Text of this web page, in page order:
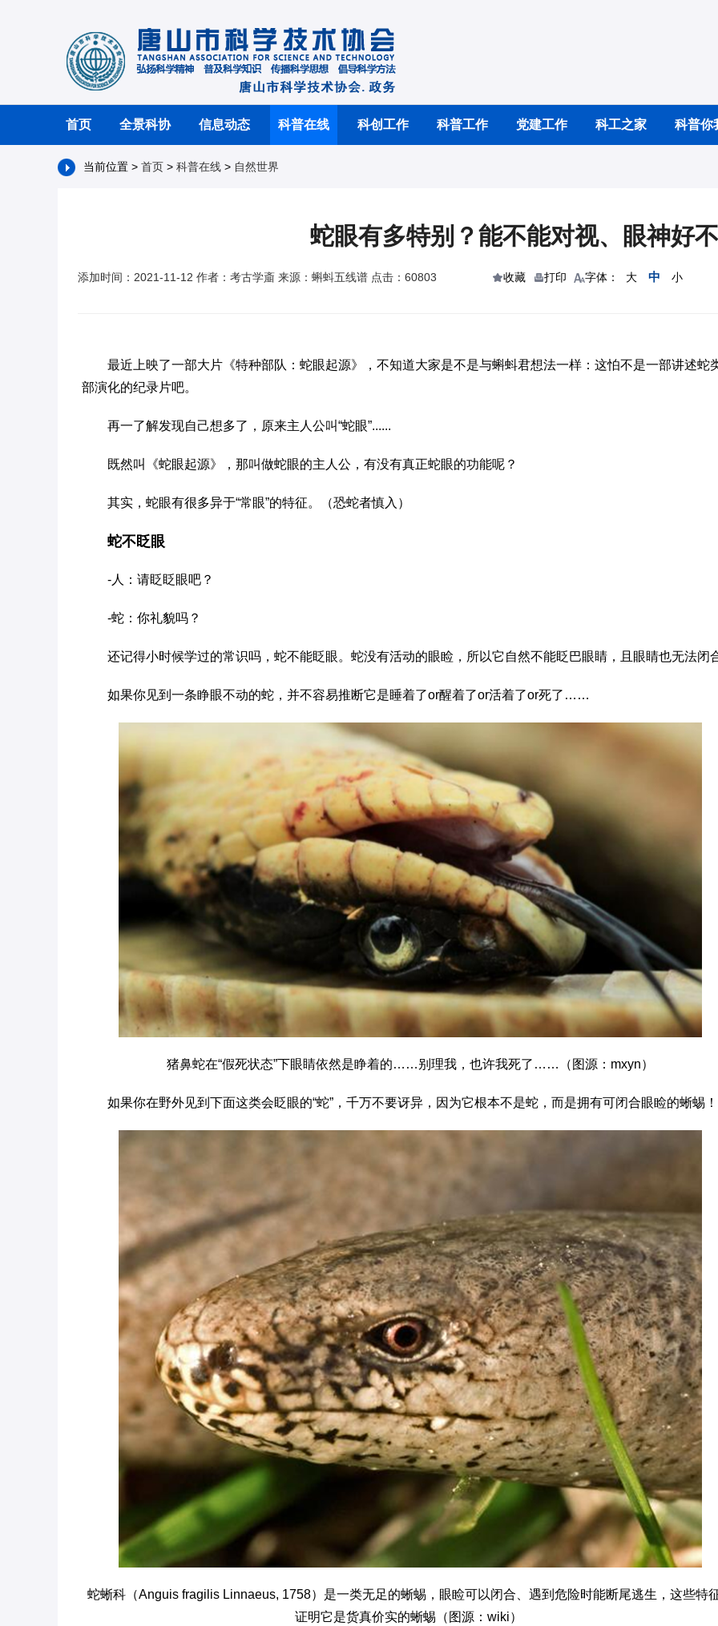
首页 全景科协 信息动态 科普在线 科创工作 科普工作 党建工作 科工之家 科普你
当前位置 > 首页 > 科普在线 > 自然世界
蛇眼有多特别？能不能对视、眼神好
添加时间：2021-11-12 作者：考古学齑 来源：蝌蚪五线谱 点击：60803 收藏 打印 字体： 大 中 小
最近上映了一部大片《特种部队：蛇眼起源》，不知道大家是不是与蝌蚪君想法一样：这怕不是一部讲述蛇
部演化的纪录片吧。
再一了解发现自己想多了，原来主人公叫“蛇眼”......
既然叫《蛇眼起源》，那叫做蛇眼的主人公，有没有真正蛇眼的功能呢？
其实，蛇眼有很多异于“常眼”的特征。（恐蛇者慎入）
蛇不眨眼
-人：请眨眨眼吧？
-蛇：你礼貌吗？
还记得小时候学过的常识吗，蛇不能眨眼。蛇没有活动的眼睑，所以它自然不能眨巴眼睛，且眼睛也无法闭
如果你见到一条睁眼不动的蛇，并不容易推断它是睡着了or醒着了or活着了or死了……
猪鼻蛇在“假死状态”下眼睛依然是睁着的……别理我，也许我死了……（图源：mxyn）
如果你在野外见到下面这类会眨眼的“蛇”，千万不要讶异，因为它根本不是蛇，而是拥有可闭合眼睑的蜥蜴！
蛇蜥科（Anguis fragilis Linnaeus, 1758）是一类无足的蜥蜴，眼睑可以闭合、遇到危险时能断尾逃生，这些特
证明它是货真价实的蜥蜴（图源：wiki）